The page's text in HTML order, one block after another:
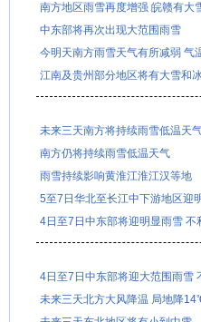
南方地区雨雪再度增强 皖赣有大
中东部将再次出现大范围雨雪
今明天南方雨雪天气有所减弱 气
江南及贵州部分地区将有大雪和
未来三天南方将持续雨雪低温天
南方仍将持续雨雪低温天气
雨雪持续影响黄淮江淮江汉等地
5至7日华北至长江中下游地区迎
4日至7日中东部将迎明显雨雪 不
4日至7日中东部将迎大范围雨雪
未来三天北方大风降温 局地降